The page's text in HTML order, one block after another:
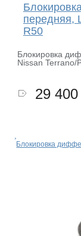
передняя,
R50
Блокировка
Nissan Terrano/
29 400
Блокировка